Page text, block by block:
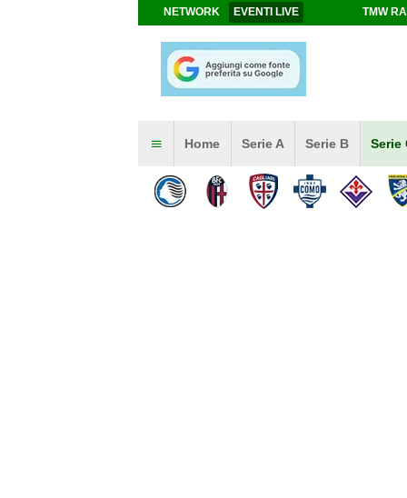
NETWORK EVENTI LIVE TMW
Home Serie A Serie B Serie